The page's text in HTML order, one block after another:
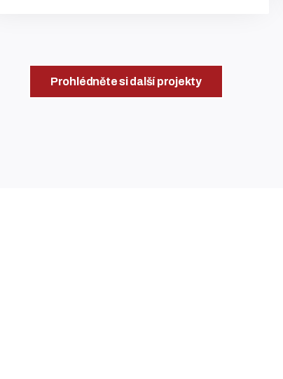
Prohlédněte si další projekty